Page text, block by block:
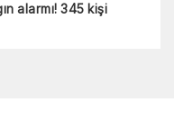
alarmı! 345 kişi